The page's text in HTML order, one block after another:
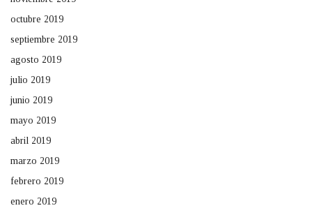
octubre 2019
septiembre 2019
agosto 2019
julio 2019
junio 2019
mayo 2019
abril 2019
marzo 2019
febrero 2019
enero 2019